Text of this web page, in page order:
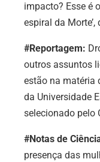
impacto? Esse é
espiral da
#Reportagem:
outros assuntos
estão na matéria
da Universidade
selecionado pelo
#Notas de
presença das